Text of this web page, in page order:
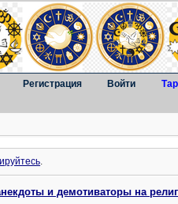
Регистрация Войти
.
и демотиваторы на